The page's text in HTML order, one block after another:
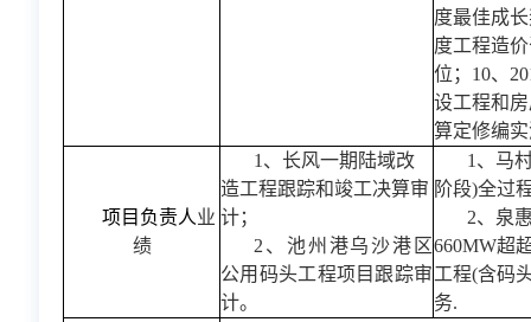
度最佳成
度工程造
位；10、
设工程和
算定修编
项目负责人业
绩
1、长风一期陆域改
造工程跟踪和竣工决算审
计；
2、池州港乌沙港区
公用码头工程项目跟踪审
计。
1、马
阶段)全过
2、泉
660MW超
工程(含码
务.